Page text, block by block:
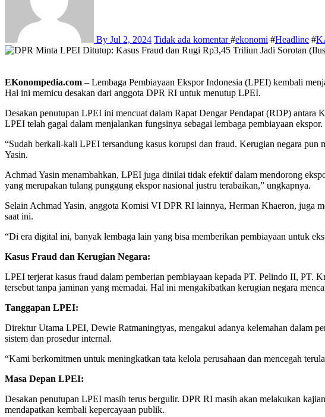
By Jul 2, 2024 Tidak ada komentar#ekonomi #Headline #
EKonompedia.com – Lembaga Pembiayaan Ekspor Indonesia (LPEI) kembali
Hal ini memicu desakan dari anggota DPR RI untuk menutup LPEI.
Desakan penutupan LPEI ini mencuat dalam Rapat Dengar Pendapat (RDP)
LPEI telah gagal dalam menjalankan fungsinya sebagai lembaga pembiayaan ekspor.
“Sudah berkali-kali LPEI tersandung kasus korupsi dan fraud. Kerugian negara
Yasin.
Achmad Yasin menambahkan, LPEI juga dinilai tidak efektif dalam mendorong
yang merupakan tulang punggung ekspor nasional justru terabaikan,” ungkapnya.
Selain Achmad Yasin, anggota Komisi VI DPR RI lainnya, Herman Khaeron, juga
saat ini.
“Di era digital ini, banyak lembaga lain yang bisa memberikan pembiayaan untuk
Kasus Fraud dan Kerugian Negara:
LPEI terjerat kasus fraud dalam pemberian pembiayaan kepada PT. Pelindo II, PT.
tersebut tanpa jaminan yang memadai. Hal ini mengakibatkan kerugian negara
Tanggapan LPEI:
Direktur Utama LPEI, Dewie Ratmaningtyas, mengakui adanya kelemahan dalam
sistem dan prosedur internal.
“Kami berkomitmen untuk meningkatkan tata kelola perusahaan dan mencegah
Masa Depan LPEI:
Desakan penutupan LPEI masih terus bergulir. DPR RI masih akan melakukan
mendapatkan kembali kepercayaan publik.